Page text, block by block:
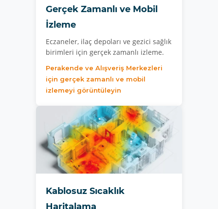
Gerçek Zamanlı ve Mobil
İzleme
Eczaneler, ilaç depoları ve gezici sağlık
birimleri için gerçek zamanlı izleme.
Perakende ve Alışveriş Merkezleri
için gerçek zamanlı ve mobil
izlemeyi görüntüleyin
Kablosuz Sıcaklık
Haritalama